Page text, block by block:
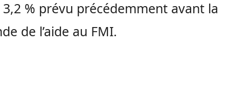
% prévu précédemment avant la
de l’aide au FMI.